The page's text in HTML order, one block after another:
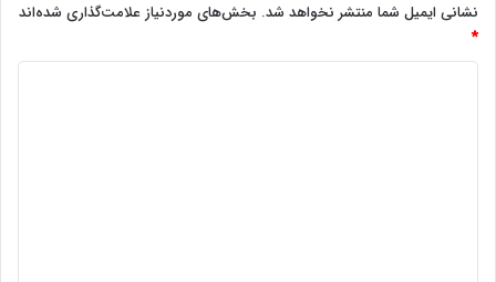
نشانی ایمیل شما منتشر نخواهد شد. بخش‌های موردنیاز علامت‌گذاری شده‌اند
*